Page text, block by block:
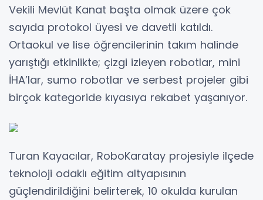
Vekili Mevlüt Kanat başta olmak üzere çok
sayıda protokol üyesi ve davetli katıldı.
Ortaokul ve lise öğrencilerinin takım halinde
yarıştığı etkinlikte; çizgi izleyen robotlar, mini
İHA’lar, sumo robotlar ve serbest projeler gibi
birçok kategoride kıyasıya rekabet yaşanıyor.
Turan Kayacılar, RoboKaratay projesiyle ilçede
teknoloji odaklı eğitim altyapısının
güçlendirildiğini belirterek, 10 okulda kurulan